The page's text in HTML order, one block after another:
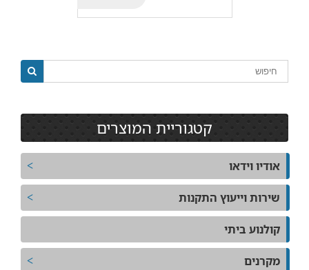
קטגוריית המוצרים
אודיו וידאו
שירות וייעוץ התקנות
קולנוע ביתי
מקרנים